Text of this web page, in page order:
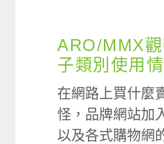
ARO/MMX
子類別使用
在網路上買什麼
怪，品牌網站加
以及各式購物網